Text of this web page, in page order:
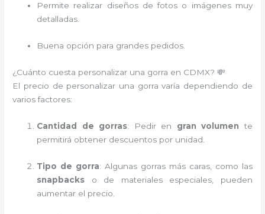
Permite realizar diseños de fotos o imágenes muy
detalladas.
Buena opción para grandes pedidos.
¿Cuánto cuesta personalizar una gorra en CDMX? 💸
El precio de personalizar una gorra varía dependiendo de
varios factores:
Cantidad de gorras: Pedir en gran volumen te
permitirá obtener descuentos por unidad.
Tipo de gorra: Algunas gorras más caras, como las
snapbacks o de materiales especiales, pueden
aumentar el precio.